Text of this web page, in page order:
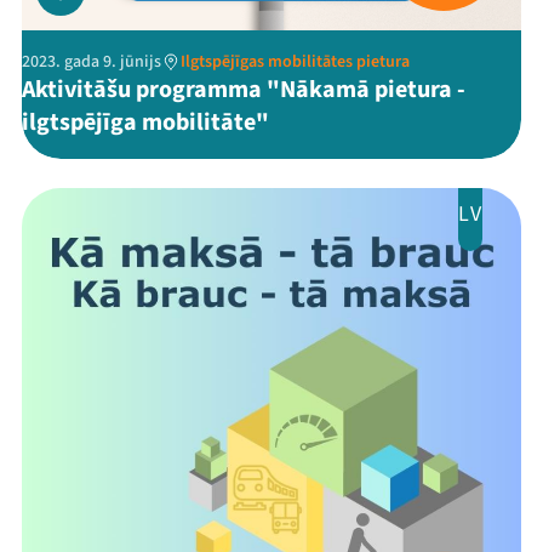
2023. gada 9. jūnijs Ilgtspējīgas mobilitātes pietura
Aktivitāšu programma "Nākamā pietura -
ilgtspējīga mobilitāte"
LV